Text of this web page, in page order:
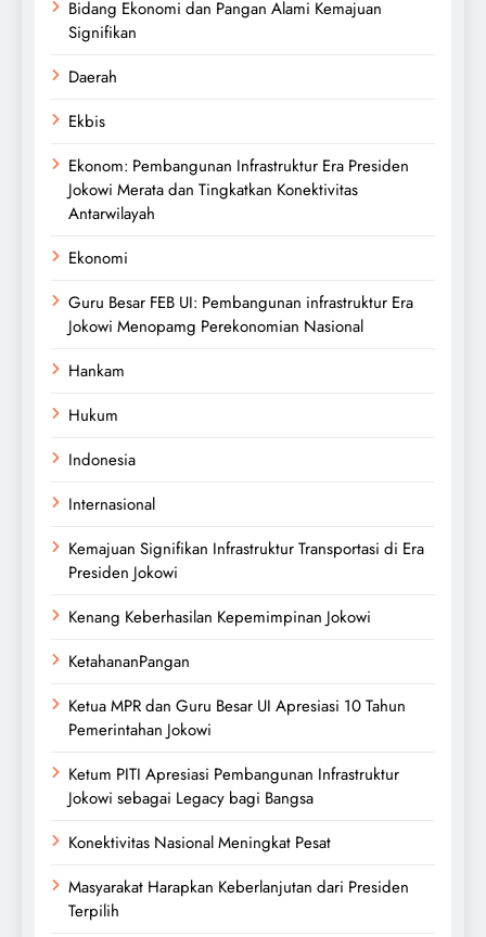
Bidang Ekonomi dan Pangan Alami Kemajuan
Signifikan
Daerah
Ekbis
Ekonom: Pembangunan Infrastruktur Era Presiden
Jokowi Merata dan Tingkatkan Konektivitas
Antarwilayah
Ekonomi
Guru Besar FEB UI: Pembangunan infrastruktur Era
Jokowi Menopamg Perekonomian Nasional
Hankam
Hukum
Indonesia
Internasional
Kemajuan Signifikan Infrastruktur Transportasi di Era
Presiden Jokowi
Kenang Keberhasilan Kepemimpinan Jokowi
KetahananPangan
Ketua MPR dan Guru Besar UI Apresiasi 10 Tahun
Pemerintahan Jokowi
Ketum PITI Apresiasi Pembangunan Infrastruktur
Jokowi sebagai Legacy bagi Bangsa
Konektivitas Nasional Meningkat Pesat
Masyarakat Harapkan Keberlanjutan dari Presiden
Terpilih